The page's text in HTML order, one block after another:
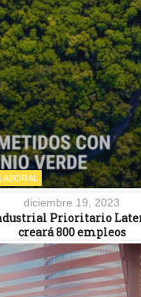
diciembre 19, 2023
Prioritario
creará 800 empleos